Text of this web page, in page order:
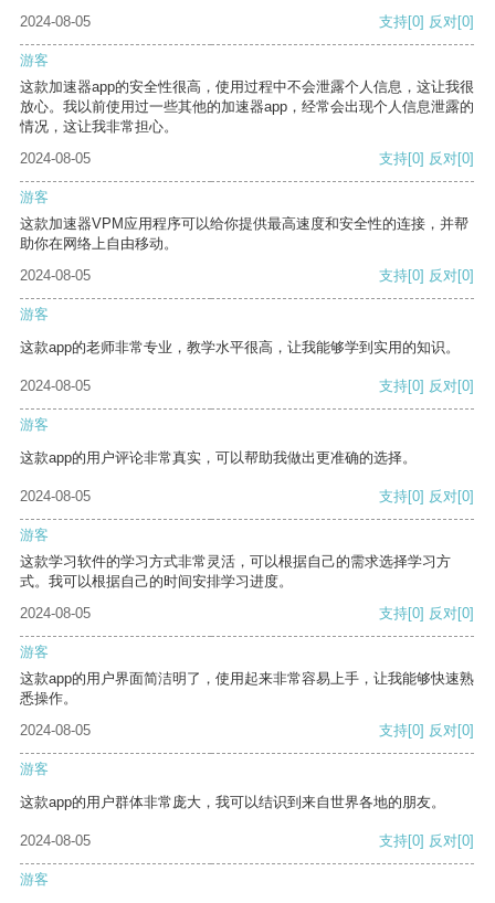
2024-08-05
支持[0] 反对[0]
游客
这款加速器app的安全性很高，使用过程中不会泄露个人信息，这让我很
放心。我以前使用过一些其他的加速器app，经常会出现个人信息泄露的
情况，这让我非常担心。
2024-08-05
支持[0] 反对[0]
游客
这款加速器VPM应用程序可以给你提供最高速度和安全性的连接，并帮
助你在网络上自由移动。
2024-08-05
支持[0] 反对[0]
游客
这款app的老师非常专业，教学水平很高，让我能够学到实用的知识。
2024-08-05 支持[0] 反对[0]
游客
这款app的用户评论非常真实，可以帮助我做出更准确的选择。
2024-08-05 支持[0] 反对[0]
游客
这款学习软件的学习方式非常灵活，可以根据自己的需求选择学习方
式。我可以根据自己的时间安排学习进度。
2024-08-05
支持[0] 反对[0]
游客
这款app的用户界面简洁明了，使用起来非常容易上手，让我能够快速熟
悉操作。
2024-08-05
支持[0] 反对[0]
游客
这款app的用户群体非常庞大，我可以结识到来自世界各地的朋友。
2024-08-05 支持[0] 反对[0]
游客